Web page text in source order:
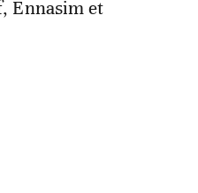
Ennasim et